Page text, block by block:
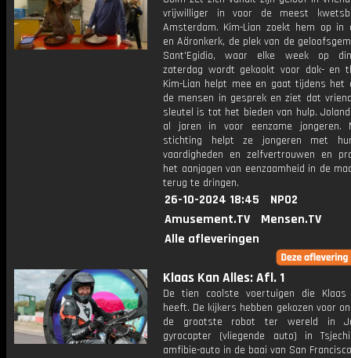
vrijwilliger in voor de meest
Amsterdam. Kim-Lian zoekt hem op in
en Aäronkerk, de plek van de
Sant'Egidio, waar elke week op
zaterdag wordt gekookt voor dak- en
Kim-Lian helpt mee en gaat tijdens het
de mensen in gesprek en ziet dat
sleutel is tot het bieden van hulp.
al jaren in voor eenzame jongeren.
stichting helpt ze jongeren met
vaardigheden en zelfvertrouwen en
het aanjagen van eenzaamheid in de
terug te dringen.
26-10-2024 18:45
NPO2
Amusement.TV
Mensen.TV
Alle afleveringen
Klaas Kan Alles: Afl. 1
De tien coolste voertuigen die Klaas
heeft. De kijkers hebben gekozen voor
de grootste robot ter wereld in
gyrocopter (vliegende auto) in
amfibie-auto in de baai van San